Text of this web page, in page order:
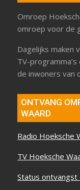
Omroep
omroep voor de
Dagelijks maken
TV-
de inwoners van
ONTVANG
WAARD
Radio Hoeksche
TV Hoeksche
Status ontvangst